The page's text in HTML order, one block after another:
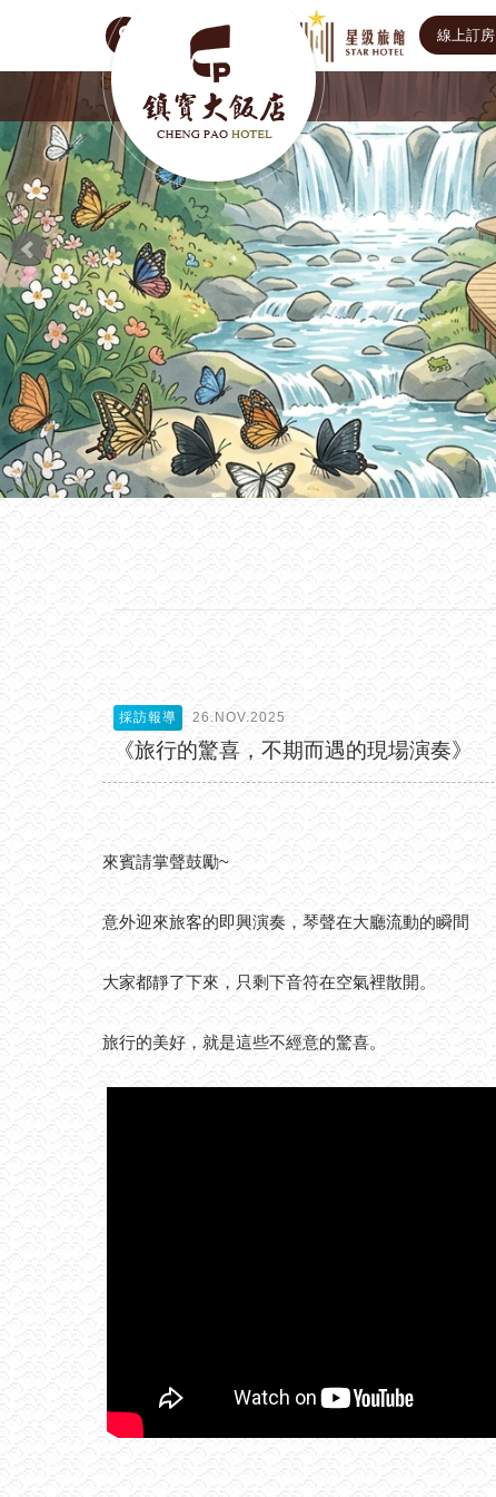
Select Language 線上訂房
採訪報導 26.NOV.2025
《旅行的驚喜，不期而遇的現場演奏》
來賓請掌聲鼓勵~
意外迎來旅客的即興演奏，琴聲在大廳流動的瞬間
大家都靜了下來，只剩下音符在空氣裡散開。
旅行的美好，就是這些不經意的驚喜。